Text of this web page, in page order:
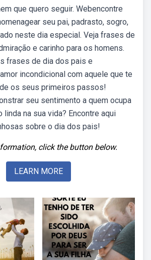
que quero seguir. Webencontre
seu pai, padrasto, sogro,
neste dia especial. Veja frases de
e carinho para os homens.
frases de dia dos pais e
incondicional com aquele que te
os seus primeiros passos!
seu sentimento a quem ocupa
na sua vida? Encontre aqui
sobre o dia dos pais!
click the button below.
LEARN MORE